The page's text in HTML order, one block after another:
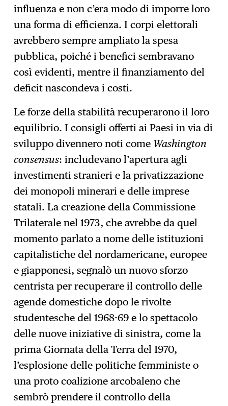
influenza e non c’era modo di imporre loro
una forma di efficienza. I corpi elettorali
avrebbero sempre ampliato la spesa
pubblica, poiché i benefici sembravano
così evidenti, mentre il finanziamento del
deficit nascondeva i costi.
Le forze della stabilità recuperarono il loro
equilibrio. I consigli offerti ai Paesi in via di
sviluppo divennero noti come Washington
consensus: includevano l’apertura agli
investimenti stranieri e la privatizzazione
dei monopoli minerari e delle imprese
statali. La creazione della Commissione
Trilaterale nel 1973, che avrebbe da quel
momento parlato a nome delle istituzioni
capitalistiche del nordamericane, europee
e giapponesi, segnalò un nuovo sforzo
centrista per recuperare il controllo delle
agende domestiche dopo le rivolte
studentesche del 1968-69 e lo spettacolo
delle nuove iniziative di sinistra, come la
prima Giornata della Terra del 1970,
l’esplosione delle politiche femministe o
una proto coalizione arcobaleno che
sembrò prendere il controllo della